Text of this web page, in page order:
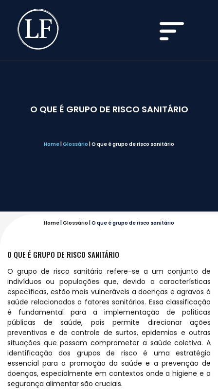
O QUE É GRUPO DE RISCO SANITÁRIO
Home Glossário O que é grupo de risco sanitário
Home Glossário O que é grupo de risco sanitário
O QUE É GRUPO DE RISCO SANITÁRIO
O grupo de risco sanitário refere-se a um conjunto de
indivíduos ou populações que, devido a características
específicas, estão mais vulneráveis a doenças e agravos à
saúde relacionados a fatores sanitários. Essa classificação
é fundamental para a implementação de políticas
públicas de saúde, pois permite direcionar ações
preventivas e de controle de surtos, epidemias e outras
situações que possam comprometer a saúde coletiva. A
identificação dos grupos de risco é uma estratégia
essencial para a promoção da saúde e a prevenção de
doenças, especialmente em contextos onde a higiene e a
segurança alimentar são cruciais.